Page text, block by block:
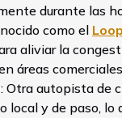
durante las
como el
aliviar la
áreas
: Otra autopista de
local y de paso, lo